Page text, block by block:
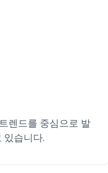
렌드를 중심으로 발
있습니다.